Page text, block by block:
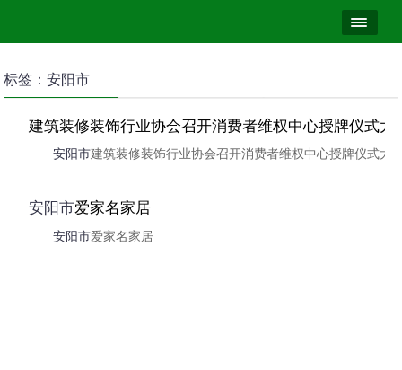
标签：安阳市
建筑装修装饰行业协会召开消费者维权中心授牌仪式大
安阳市建筑装修装饰行业协会召开消费者维权中心授牌仪式大
安阳市爱家名家居
安阳市爱家名家居